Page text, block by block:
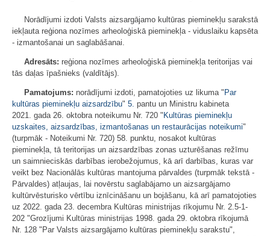
Norādījumi izdoti Valsts aizsargājamo kultūras pieminekļu sarakstā
iekļauta reģiona nozīmes arheoloģiskā pieminekļa - viduslaiku kapsēta
- izmantošanai un saglabāšanai.
Adresāts: reģiona nozīmes arheoloģiskā pieminekļa teritorijas vai
tās daļas īpašnieks (valdītājs).
Pamatojums: norādījumi izdoti, pamatojoties uz likuma " Par
kultūras pieminekļu aizsardzību" 5. pantu un Ministru kabineta
2021. gada 26. oktobra noteikumu Nr. 720 " Kultūras pieminekļu
uzskaites, aizsardzības, izmantošanas un restaurācijas noteikumi"
(turpmāk - Noteikumi Nr. 720) 58. punktu, nosakot kultūras
pieminekļa, tā teritorijas un aizsardzības zonas uzturēšanas režīmu
un saimnieciskās darbības ierobežojumus, kā arī darbības, kuras var
veikt bez Nacionālās kultūras mantojuma pārvaldes (turpmāk tekstā -
Pārvaldes) atļaujas, lai novērstu saglabājamo un aizsargājamo
kultūrvēsturisko vērtību iznīcināšanu un bojāšanu, kā arī pamatojoties
uz 2022. gada 23. decembra Kultūras ministrijas rīkojumu Nr. 2.5-1-
202 "Grozījumi Kultūras ministrijas 1998. gada 29. oktobra rīkojumā
Nr. 128 "Par Valsts aizsargājamo kultūras pieminekļu sarakstu",